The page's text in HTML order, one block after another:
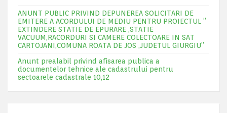
ANUNT PUBLIC PRIVIND DEPUNEREA SOLICITARI DE
EMITERE A ACORDULUI DE MEDIU PENTRU PROIECTUL ”
EXTINDERE STATIE DE EPURARE ,STATIE
VACUUM,RACORDURI SI CAMERE COLECTOARE IN SAT
CARTOJANI,COMUNA ROATA DE JOS ,JUDETUL GIURGIU”
Anunt prealabil privind afisarea publica a
documentelor tehnice ale cadastrului pentru
sectoarele cadastrale 10,12